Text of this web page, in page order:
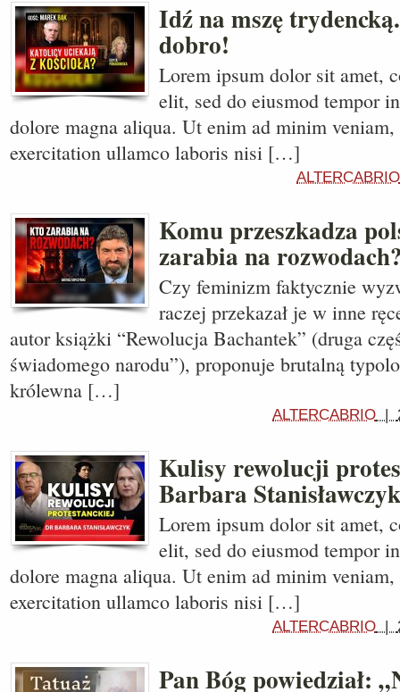
Idź na mszę
dobro!
Lorem ipsum dolor sit amet,
elit, sed do eiusmod tempor
dolore magna aliqua. Ut enim ad minim
exercitation ullamco laboris nisi […]
ALTERCABRIO
Komu przeszkadza
zarabia na
Czy feminizm faktycznie
raczej przekazał je w inne
autor książki “Rewolucja Bachantek” (druga
świadomego narodu”), proponuje brutalną
królewna […]
ALTERCABRIO |
Kulisy rewolucji
Barbara Stanisławczyk
Lorem ipsum dolor sit amet,
elit, sed do eiusmod tempor
dolore magna aliqua. Ut enim ad minim
exercitation ullamco laboris nisi […]
ALTERCABRIO |
Pan Bóg powiedział: